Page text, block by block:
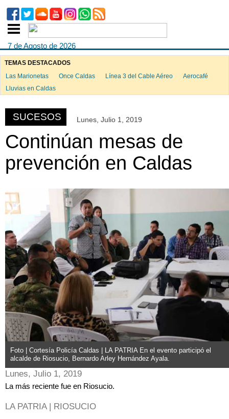
7 de Agosto de 2026
TEMAS DESTACADOS
Las Marionetas
Once Caldas Línea 3 del Cable Aéreo
Aerocafé
Lluvias en Caldas
SUCESOS Lunes, Julio 1, 2019
Continúan mesas de
prevención en Caldas
Foto | Cortesía Policía Caldas | LA PATRIA En el evento participó el
alcalde de Riosucio, Bernardo Arley Hernández Ayala.
Lunes, Julio 1, 2019
La más reciente fue en Riosucio.
LA PATRIA | RIOSUCIO